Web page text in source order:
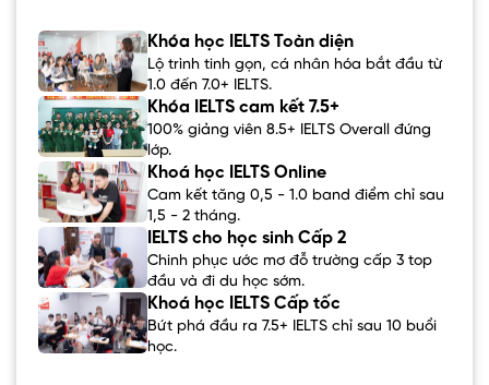
Khóa học IELTS Toàn diện
Lộ trình tinh gọn, cá nhân hóa bắt đầu từ
1.0 đến 7.0+ IELTS.
Khóa IELTS cam kết 7.5+
100% giảng viên 8.5+ IELTS Overall đứng
lớp.
Khoá học IELTS Online
Cam kết tăng 0,5 - 1.0 band điểm chỉ sau
1,5 - 2 tháng.
IELTS cho học sinh Cấp 2
Chinh phục ước mơ đỗ trường cấp 3 top
đầu và đi du học sớm.
Khoá học IELTS Cấp tốc
Bứt phá đầu ra 7.5+ IELTS chỉ sau 10 buổi
học.